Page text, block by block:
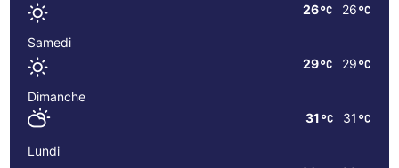
26
26
Samedi
29
29
Dimanche
31
31
Lundi